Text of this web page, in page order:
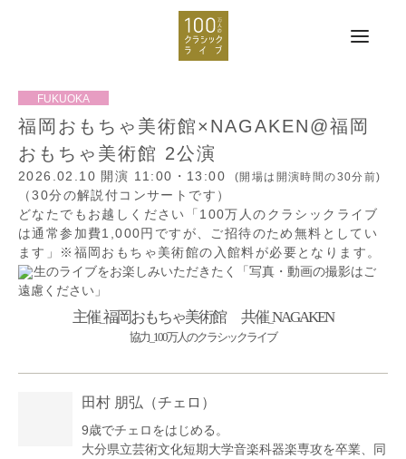
福岡おもちゃ美術館×NAGAKEN@福岡
おもちゃ美術館 2公演
2026.02.10 開演 11:00・13:00 (開場は開演時間の30分前)
（30分の解説付コンサートです）
どなたでもお越しください「100万人のクラシックライブ
は通常参加費1,000円ですが、ご招待のため無料としてい
ます」※福岡おもちゃ美術館の入館料が必要となります。
生のライブをお楽しみいただきたく「写真・動画の撮影はご
遠慮ください」
主催_ 福岡おもちゃ美術館 共催_ NAGAKEN
協力 100万人のクラシックライブ
田村 朋弘 （チェロ）
9歳でチェロをはじめる。
大分県立芸術文化短期大学音楽科器楽専攻を卒業、同